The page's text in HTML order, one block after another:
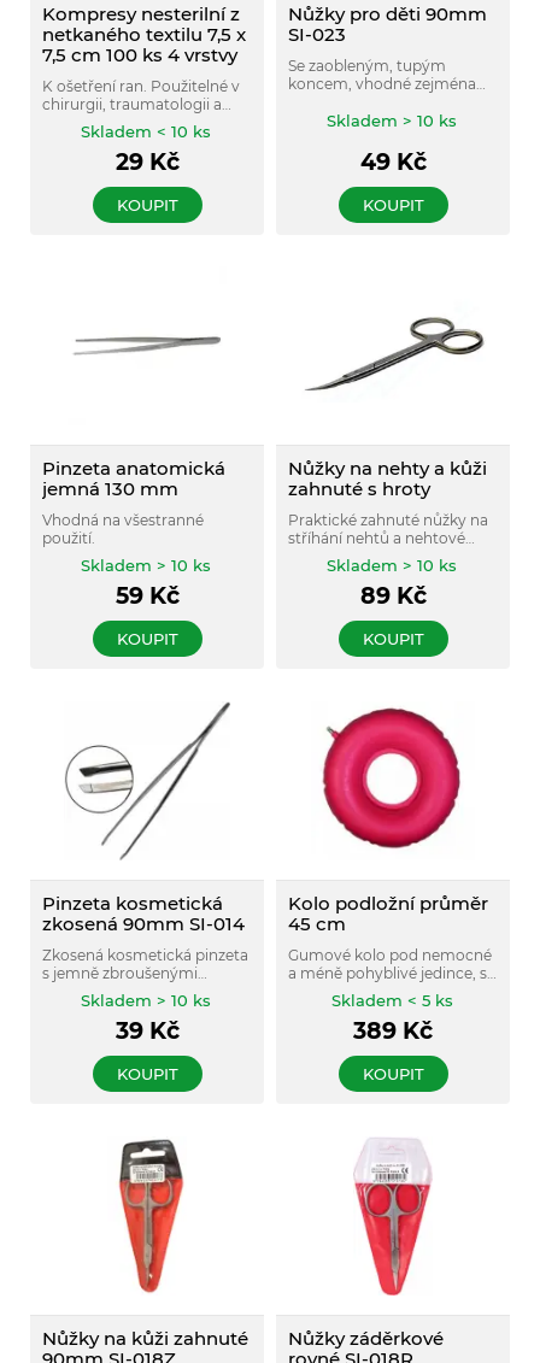
Kompresy nesterilní z
netkaného textilu 7,5 x
7,5 cm 100 ks 4 vrstvy
K ošetření ran. Použitelné v
chirurgii, traumatologii a
dalších lékařských oborech.
Skladem < 10 ks
29Kč
KOUPIT
Nůžky pro děti 90mm
SI-023
Se zaobleným, tupým
koncem, vhodné zejména
Skladem > 10 ks
49Kč
KOUPIT
Pinzeta anatomická
jemná 130 mm
Vhodná na všestranné
použití.
Skladem > 10 ks
59Kč
KOUPIT
Nůžky na nehty a kůži
zahnuté s hroty
Praktické zahnuté nůžky na
stříhání nehtů a nehtové
kůžičky.Skladem > 10 ks
89Kč
KOUPIT
Pinzeta kosmetická
zkosená 90mm SI-014
Zkosená kosmetická pinzeta
s jemně zbroušenými
ploškami.Skladem > 10 ks
39Kč
KOUPIT
Kolo podložní průměr
45 cm
Gumové kolo pod nemocné
a méně pohyblivé jedince, s
vypouštěcím ventilkem.
Skladem < 5 ks
389 Kč
KOUPIT
Nůžky na kůži zahnuté
Nůžky záděrkové